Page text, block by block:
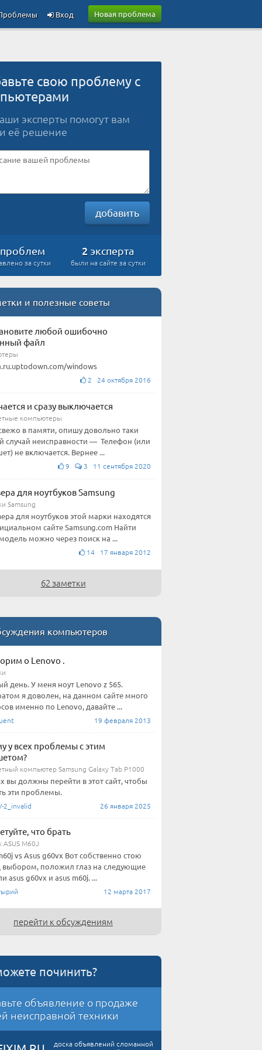
Новая проблема
Вход
свою проблему с
эксперты помогут вам
её решение
добавить
проблем
за сутки
2 эксперта
были на сайте за сутки
и полезные советы
любой ошибочно
файл
windows
2 24 октября 2016
и сразу выключается
компьютеры
в памяти, опишу довольно таки
случай неисправности — Телефон (или
не включается. Вернее ...
9 3 11 сентября 2020
для ноутбуков Samsung
Samsung
для ноутбуков этой марки находятся
сайте Samsung.com Найти
можно через поиск на ...
14 17 января 2012
62 заметки
компьютеров
о Lenovo .
день. У меня ноут Lenovo z 565.
я доволен, на данном сайте много
именно по Lenovo, давайте ...
19 февраля 2013
у всех проблемы с этим
компьютер Samsung Galaxy Tab P1000
вы должны перейти в этот сайт, чтобы
эти проблемы.
2_invalid 26 января 2025
что брать
ASUS M60J
vs Asus g60vx Вот собственно стою
выбором, положил глаз на следующие
asus g60vx и asus m60j. ...
12 марта 2017
перейти к обсуждениям
починить?
объявление о продаже
неисправной техники
доска объявлений сломанной